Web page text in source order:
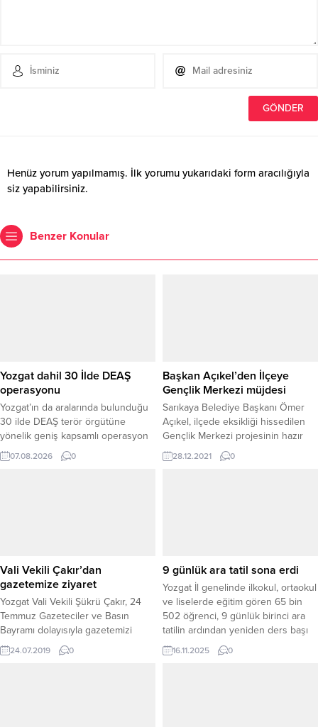
Henüz yorum yapılmamış. İlk yorumu yukarıdaki form aracılığıyla
siz yapabilirsiniz.
Benzer Konular
Yozgat dahil 30 İlde DEAŞ
operasyonu
Yozgat’ın da aralarında bulunduğu
30 ilde DEAŞ terör örgütüne
yönelik geniş kapsamlı operasyon
düzenlendi. Jandarma ekiplerince
gerçekleştirilen operasyonlarda
operasyonlar eş zamanlı olarak
gerçekleştirildi.Operasyonların;
Adana, Ağrı, Amasya, Antalya,
Batman, Burdur, Bursa, Diyarbakır,...
07.08.2026 0
Başkan Açıkel’den İlçeye
Gençlik Merkezi müjdesi
Sarıkaya Belediye Başkanı Ömer
Açıkel, ilçede eksikliği hissedilen
Gençlik Merkezi projesinin hazır
olduğunu ve yeni yılda ihalesinin
yapılacağını ve aynı yıl içerisinde
28.12.2021 0
Vali Vekili Çakır’dan
gazetemize ziyaret
Yozgat Vali Vekili Şükrü Çakır, 24
Temmuz Gazeteciler ve Basın
Bayramı dolayısıyla gazetemizi
ziyaret etti.
24.07.2019 0
9 günlük ara tatil sona erdi
Yozgat İl genelinde ilkokul, ortaokul
ve liselerde eğitim gören 65 bin
502 öğrenci, 9 günlük birinci ara
tatilin ardından yeniden ders başı
yapıyor. 2025-2026 eğitim öğretim
yılının ilk ara tatili için son ders zili 7
16.11.2025 0